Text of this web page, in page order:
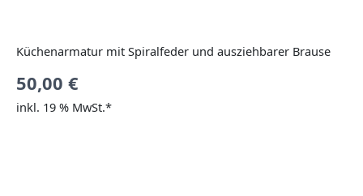
Küchenarmatur mit Spiralfeder und ausziehbarer Brause
50,00 €
inkl. 19 % MwSt.*